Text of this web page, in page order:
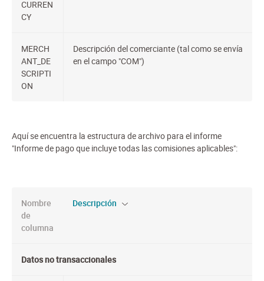
CURREN
CY
MERCH
ANT_DE
SCRIPTI
ON
Descripción del comerciante (tal como se envía
en el campo "COM")
Aquí se encuentra la estructura de archivo para el informe
"Informe de pago que incluye todas las comisiones aplicables":
Nombre
de
columna
Descripción
Datos no transaccionales